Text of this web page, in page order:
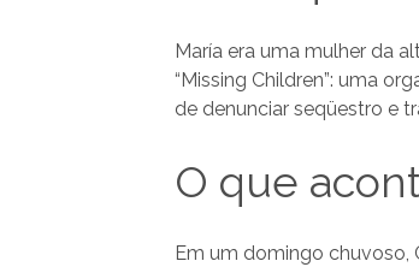
María era uma mulher da
“Missing Children”: uma
de denunciar seqüestro e
O que
Em um domingo chuvoso,